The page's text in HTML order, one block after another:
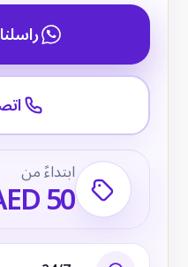
ابتداءً من
50